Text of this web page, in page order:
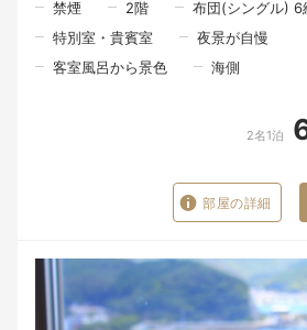
畑で野菜を育てる人。
食材を運んでくれる人。
たくさんの人の手を通って、ようやく一
食材や器は、目に見える「モノ」です。
けれど、その向こうにある人の想い、こ
切な人と過ごす時間が重なったとき、料
潮香ノ宿 髙平屋が届けたいのは、料理だ
窓を開けたときに感じる海の香り。
地元の人との何気ない会話。
そして、大切な人とゆっくり食事の時間
禁煙 2階
布団(シングル) 6
特別室・貴賓室
夜景が自慢
客室風呂から景色
海側
2名1泊
部屋の詳細